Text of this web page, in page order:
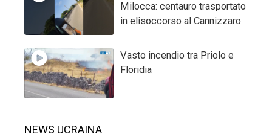
Milocca: centauro trasportato
in elisoccorso al Cannizzaro
Vasto incendio tra Priolo e
Floridia
NEWS UCRAINA